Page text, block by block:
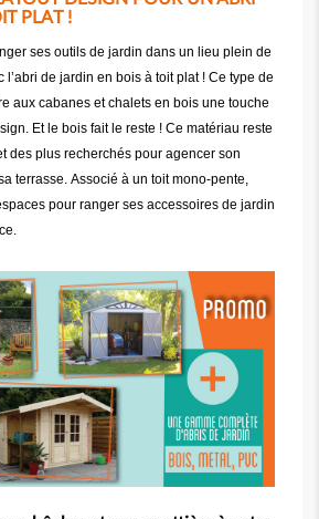
PLAT !
ses outils de jardin dans un lieu plein de
l’abri de jardin en bois à toit plat ! Ce type de
aux cabanes et chalets en bois une touche
Et le bois fait le reste ! Ce matériau reste
des plus recherchés pour agencer son
terrasse. Associé à un toit mono-pente,
pour ranger ses accessoires de jardin